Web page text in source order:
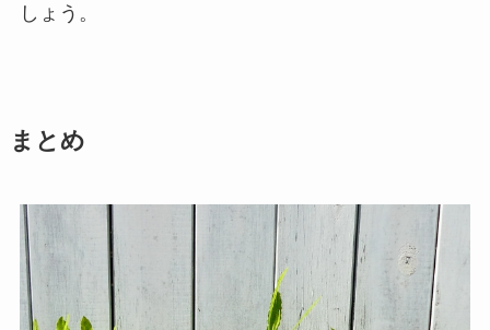
しょう。
まとめ